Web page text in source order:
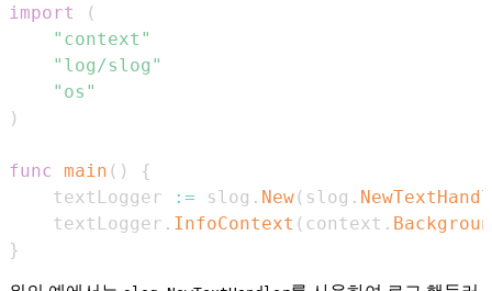
import
(
"context"
"log/slog"
"os"
)
func main ( )
{
	textLogger
:= slog . New( slog .
	textLogger
. InfoContext ( context .
}